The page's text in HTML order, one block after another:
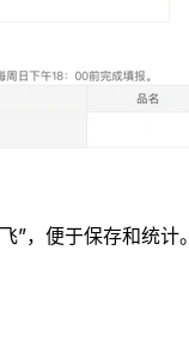
”，便于保存和统